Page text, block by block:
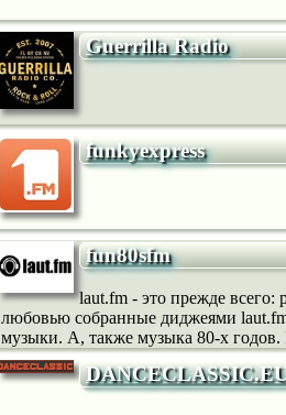
Guerrilla Radio
funkyexpress
fun80sfm
laut.fm - это прежде
любовью собранные диджеями
музыки. А, также музыка 80-х